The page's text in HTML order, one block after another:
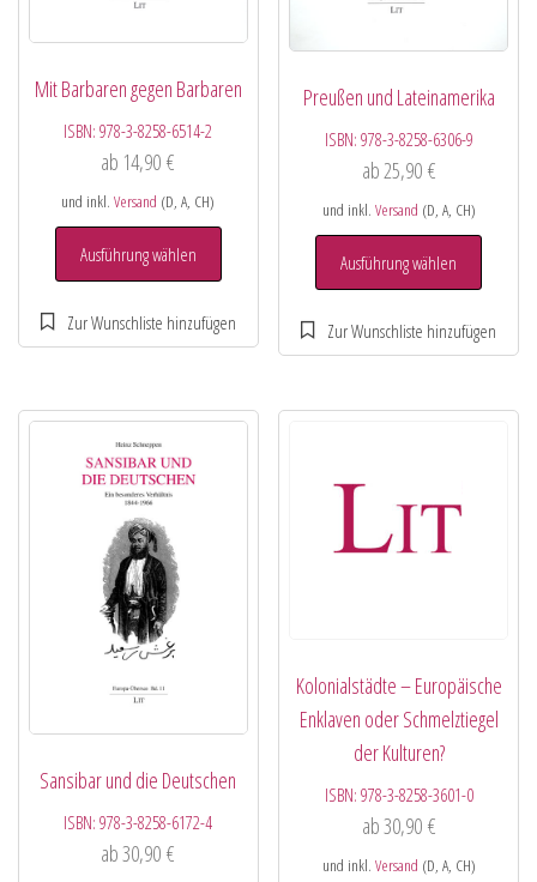
Mit Barbaren gegen Barbaren
ISBN:978-3-8258-6514-2
ab 14,90€
und inkl.Versand (D, A, CH)
Ausführung wählen
Preußen und Lateinamerika
ISBN: 978-3-8258-6306-9
ab25,90 €
und inkl. Versand (D, A, CH)
Ausführung wählen
Sansibar und die Deutschen
ISBN:978-3-8258-6172-4
ab30,90€
Kolonialstädte – Europäische
Enklaven oder Schmelztiegel
der Kulturen?
ISBN: 978-3-8258-3601-0
ab30,90 €
und inkl. Versand (D, A, CH)